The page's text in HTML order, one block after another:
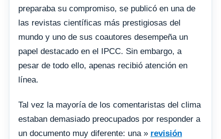
preparaba su compromiso, se publicó en una de
las revistas científicas más prestigiosas del
mundo y uno de sus coautores desempeña un
papel destacado en el IPCC. Sin embargo, a
pesar de todo ello, apenas recibió atención en
línea.
Tal vez la mayoría de los comentaristas del clima
estaban demasiado preocupados por responder a
un documento muy diferente: una » revisión